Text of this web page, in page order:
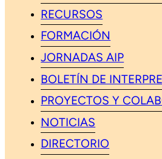
RECURSOS
FORMACIÓN
JORNADAS AIP
BOLETÍN DE
PROYECTOS Y
NOTICIAS
DIRECTORIO